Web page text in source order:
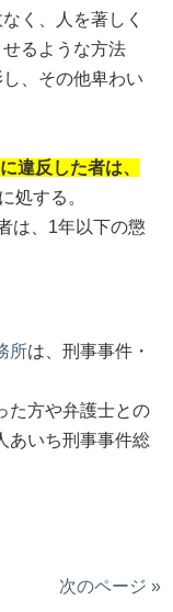
く、人を著しく
るような方法
、その他卑わい
違反した者は、
に処する。
は、1年以下の懲
所は、刑事事件・
た方や弁護士との
あいち刑事事件総
次のページ »